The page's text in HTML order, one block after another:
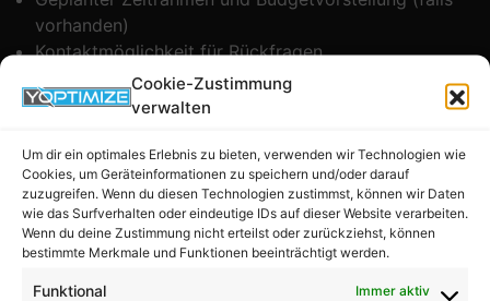
Cookie-Zustimmung
verwalten
Um dir ein optimales Erlebnis zu bieten, verwenden wir Technologien wie
Cookies, um Geräteinformationen zu speichern und/oder darauf
zuzugreifen. Wenn du diesen Technologien zustimmst, können wir Daten
wie das Surfverhalten oder eindeutige IDs auf dieser Website verarbeiten.
Wenn du deine Zustimmung nicht erteilst oder zurückziehst, können
bestimmte Merkmale und Funktionen beeinträchtigt werden.
Funktional Immer aktiv
vorhanden)
Kontaktmöglichkeit für Rückfragen
Diese Informationen helfen uns, deine Anfrage effizient zu
bearbeiten und dir ein passendes, transparentes Angebot
Wie läuft der
Angebotsprozess ab?
Nach dem Absenden deiner Anfrage prüfen unsere